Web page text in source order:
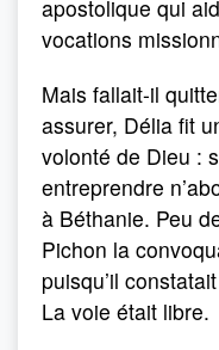
apostolique qui
vocations
Mais fallait-il
assurer, Délia fit
volonté de Dieu :
entreprendre
à Béthanie. Peu
Pichon la
puisqu’il
La voie était libre.